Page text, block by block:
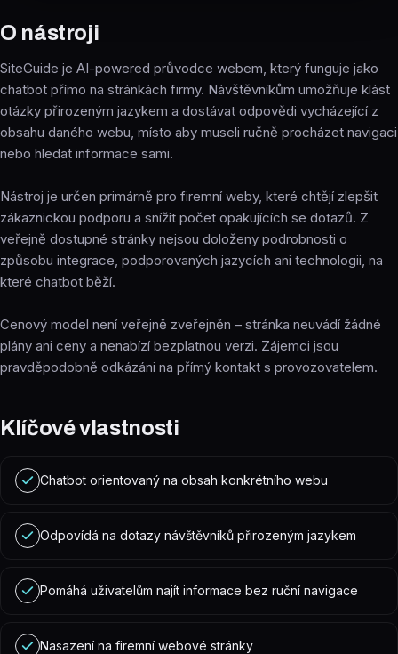
O nástroji
SiteGuide je AI-powered průvodce webem, který funguje jako
chatbot přímo na stránkách firmy. Návštěvníkům umožňuje klást
otázky přirozeným jazykem a dostávat odpovědi vycházející z
obsahu daného webu, místo aby museli ručně procházet navigaci
nebo hledat informace sami.
Nástroj je určen primárně pro firemní weby, které chtějí zlepšit
zákaznickou podporu a snížit počet opakujících se dotazů. Z
veřejně dostupné stránky nejsou doloženy podrobnosti o
způsobu integrace, podporovaných jazycích ani technologii, na
které chatbot běží.
Cenový model není veřejně zveřejněn – stránka neuvádí žádné
plány ani ceny a nenabízí bezplatnou verzi. Zájemci jsou
pravděpodobně odkázáni na přímý kontakt s provozovatelem.
Klíčové vlastnosti
Chatbot orientovaný na obsah konkrétního webu
Odpovídá na dotazy návštěvníků přirozeným jazykem
Pomáhá uživatelům najít informace bez ruční navigace
Nasazení na firemní webové stránky